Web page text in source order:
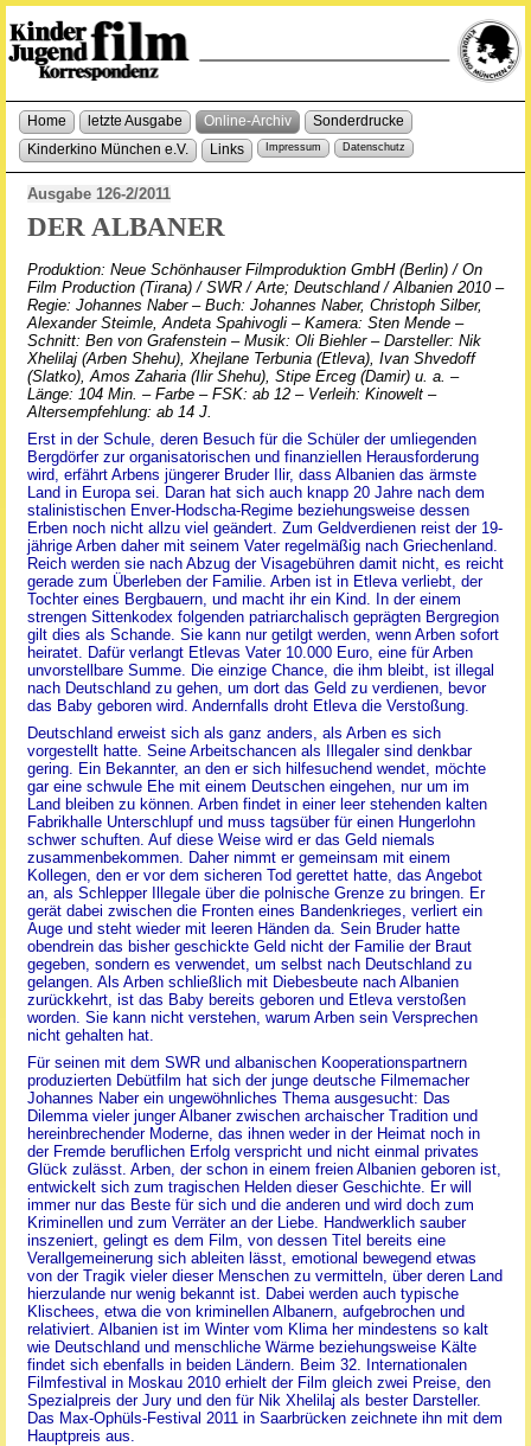
Home letzte Ausgabe Online-Archiv
Sonderdrucke
Kinderkino München e.V.
Links Impressum Datenschutz
Ausgabe 126-2/2011
DER ALBANER
Produktion: Neue Schönhauser Filmproduktion GmbH (Berlin) / On
Film Production (Tirana) / SWR / Arte; Deutschland / Albanien 2010 –
Regie: Johannes Naber – Buch: Johannes Naber, Christoph Silber,
Alexander Steimle, Andeta Spahivogli – Kamera: Sten Mende –
Schnitt: Ben von Grafenstein – Musik: Oli Biehler – Darsteller: Nik
Xhelilaj (Arben Shehu), Xhejlane Terbunia (Etleva), Ivan Shvedoff
(Slatko), Amos Zaharia (Ilir Shehu), Stipe Erceg (Damir) u. a. –
Länge: 104 Min. – Farbe – FSK: ab 12 – Verleih: Kinowelt –
Altersempfehlung: ab 14 J.
Erst in der Schule, deren Besuch für die Schüler der umliegenden
Bergdörfer zur organisatorischen und finanziellen Herausforderung
wird, erfährt Arbens jüngerer Bruder Ilir, dass Albanien das ärmste
Land in Europa sei. Daran hat sich auch knapp 20 Jahre nach dem
stalinistischen Enver-Hodscha-Regime beziehungsweise dessen
Erben noch nicht allzu viel geändert. Zum Geldverdienen reist der 19-
jährige Arben daher mit seinem Vater regelmäßig nach Griechenland.
Reich werden sie nach Abzug der Visagebühren damit nicht, es reicht
gerade zum Überleben der Familie. Arben ist in Etleva verliebt, der
Tochter eines Bergbauern, und macht ihr ein Kind. In der einem
strengen Sittenkodex folgenden patriarchalisch geprägten Bergregion
gilt dies als Schande. Sie kann nur getilgt werden, wenn Arben sofort
heiratet. Dafür verlangt Etlevas Vater 10.000 Euro, eine für Arben
unvorstellbare Summe. Die einzige Chance, die ihm bleibt, ist illegal
nach Deutschland zu gehen, um dort das Geld zu verdienen, bevor
das Baby geboren wird. Andernfalls droht Etleva die Verstoßung.
Deutschland erweist sich als ganz anders, als Arben es sich
vorgestellt hatte. Seine Arbeitschancen als Illegaler sind denkbar
gering. Ein Bekannter, an den er sich hilfesuchend wendet, möchte
gar eine schwule Ehe mit einem Deutschen eingehen, nur um im
Land bleiben zu können. Arben findet in einer leer stehenden kalten
Fabrikhalle Unterschlupf und muss tagsüber für einen Hungerlohn
schwer schuften. Auf diese Weise wird er das Geld niemals
zusammenbekommen. Daher nimmt er gemeinsam mit einem
Kollegen, den er vor dem sicheren Tod gerettet hatte, das Angebot
an, als Schlepper Illegale über die polnische Grenze zu bringen. Er
gerät dabei zwischen die Fronten eines Bandenkrieges, verliert ein
Auge und steht wieder mit leeren Händen da. Sein Bruder hatte
obendrein das bisher geschickte Geld nicht der Familie der Braut
gegeben, sondern es verwendet, um selbst nach Deutschland zu
gelangen. Als Arben schließlich mit Diebesbeute nach Albanien
zurückkehrt, ist das Baby bereits geboren und Etleva verstoßen
worden. Sie kann nicht verstehen, warum Arben sein Versprechen
nicht gehalten hat.
Für seinen mit dem SWR und albanischen Kooperationspartnern
produzierten Debütfilm hat sich der junge deutsche Filmemacher
Johannes Naber ein ungewöhnliches Thema ausgesucht: Das
Dilemma vieler junger Albaner zwischen archaischer Tradition und
hereinbrechender Moderne, das ihnen weder in der Heimat noch in
der Fremde beruflichen Erfolg verspricht und nicht einmal privates
Glück zulässt. Arben, der schon in einem freien Albanien geboren ist,
entwickelt sich zum tragischen Helden dieser Geschichte. Er will
immer nur das Beste für sich und die anderen und wird doch zum
Kriminellen und zum Verräter an der Liebe. Handwerklich sauber
inszeniert, gelingt es dem Film, von dessen Titel bereits eine
Verallgemeinerung sich ableiten lässt, emotional bewegend etwas
von der Tragik vieler dieser Menschen zu vermitteln, über deren Land
hierzulande nur wenig bekannt ist. Dabei werden auch typische
Klischees, etwa die von kriminellen Albanern, aufgebrochen und
relativiert. Albanien ist im Winter vom Klima her mindestens so kalt
wie Deutschland und menschliche Wärme beziehungsweise Kälte
findet sich ebenfalls in beiden Ländern. Beim 32. Internationalen
Filmfestival in Moskau 2010 erhielt der Film gleich zwei Preise, den
Spezialpreis der Jury und den für Nik Xhelilaj als bester Darsteller.
Das Max-Ophüls-Festival 2011 in Saarbrücken zeichnete ihn mit dem
Hauptpreis aus.